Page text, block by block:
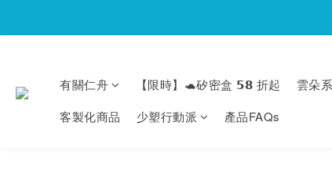
有關仁舟 【限時】🐢矽密盒 𝟱𝟴 折起 雲朵
客製化商品
少塑行動派 產品FAQs